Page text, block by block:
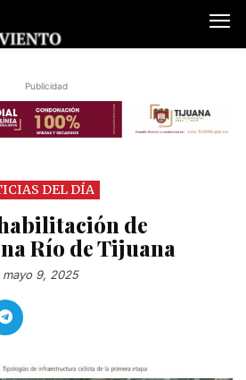
Publicidad
DEL DÍA
de
Río de Tijuana
mayo 9, 2025